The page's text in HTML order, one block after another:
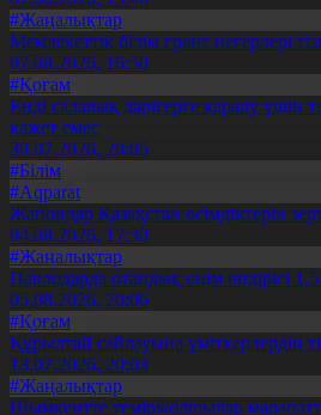
#Жаңалықтар
Мемлекеттік білім грант иегерлері
07.08.2026, 16:50
#Қоғам
Енді салалық дәрігерге қаралу үшін
қажет емес
30.07.2026, 20:05
#Білім
#Aqparat
Жапондар Қазақстан өсімдіктерін
04.08.2026, 17:30
#Жаңалықтар
Павлодарда отандық өнім өндірісі
05.08.2026, 20:06
#Қоғам
Құрылтай сайлауына үміткерлердің
13.07.2026, 20:03
#Жаңалықтар
Шымкентте теміржолшылар